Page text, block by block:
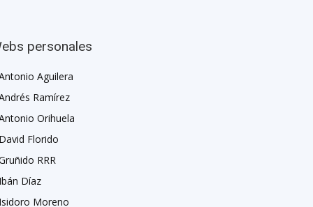
personales
Aguilera
Ramírez
Orihuela
Florido
RRR
Díaz
Moreno